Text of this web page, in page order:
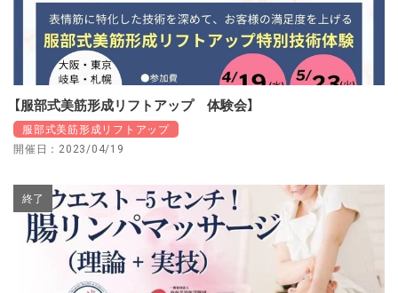
【服部式美筋形成リフトアップ 体験会】
服部式美筋形成リフトアップ
開催日：2023/04/19
終了